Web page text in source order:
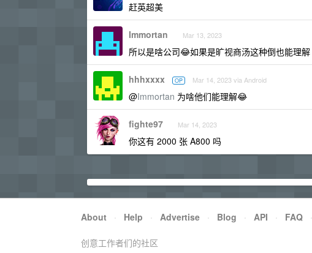
赶英超美
Immortan Mar 13, 2023
所以是啥公司😂如果是旷视商汤这种倒也能理解
hhhxxxx OP Mar 14, 2023 via Android
@Immortan 为啥他们能理解😂
fighte97 Mar 14, 2023
你这有 2000 张 A800 吗
About · Help · Advertise · Blog · API · FAQ ·
创意工作者们的社区